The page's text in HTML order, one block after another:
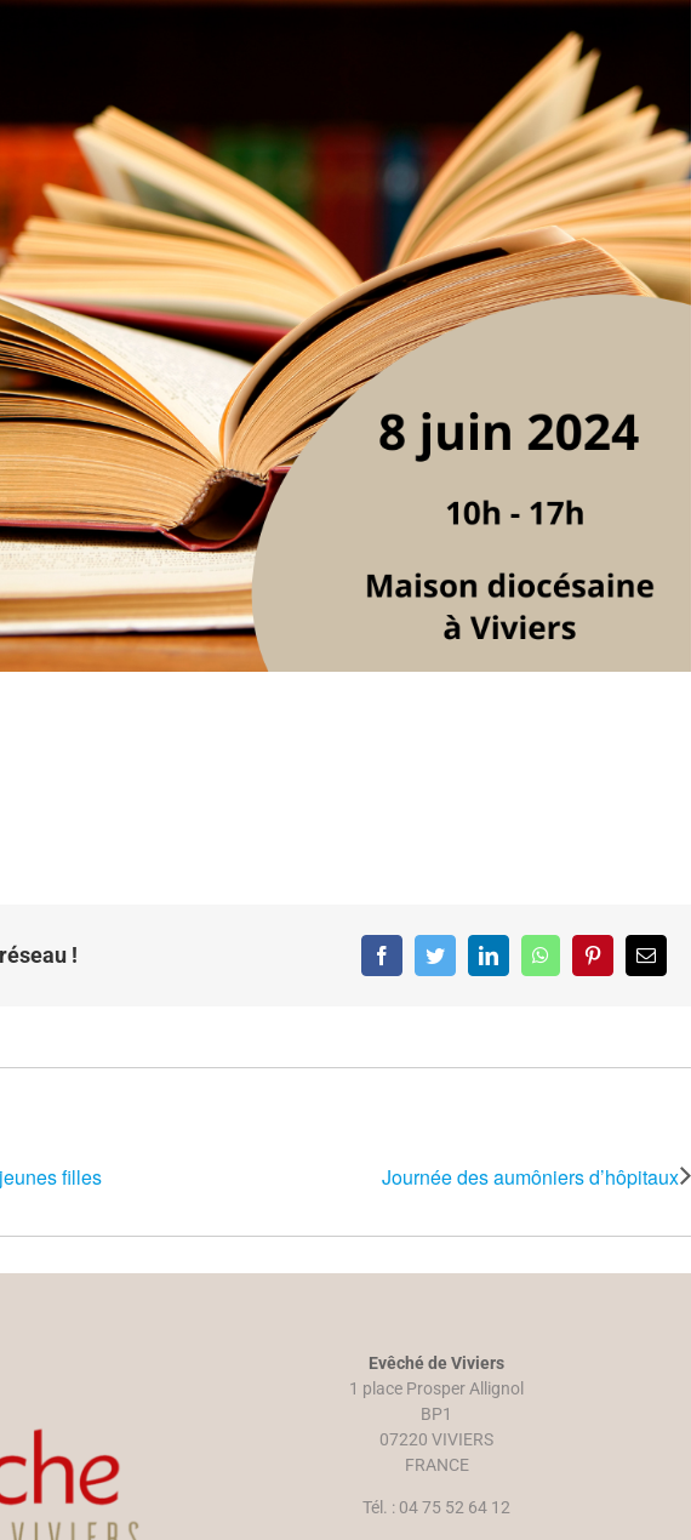
! FacebookTwitterLinkedInWhatsAppPinterestEmail
filles Journée des aumôniers d’hôpitaux
Evêché de Viviers
1 place Prosper Allignol
BP1
07220 VIVIERS
FRANCE
Tél. : 04 75 52 64 12